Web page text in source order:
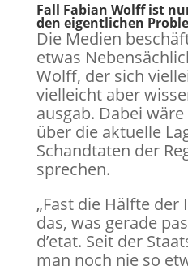
Fall Fabian Wolff ist
den eigentlichen
Die Medien
etwas
Wolff, der sich
vielleicht aber
ausgab. Dabei
über die aktuelle
Schandtaten der
sprechen.
„Fast die Hälfte der
das, was gerade
d’etat. Seit der
man noch nie so